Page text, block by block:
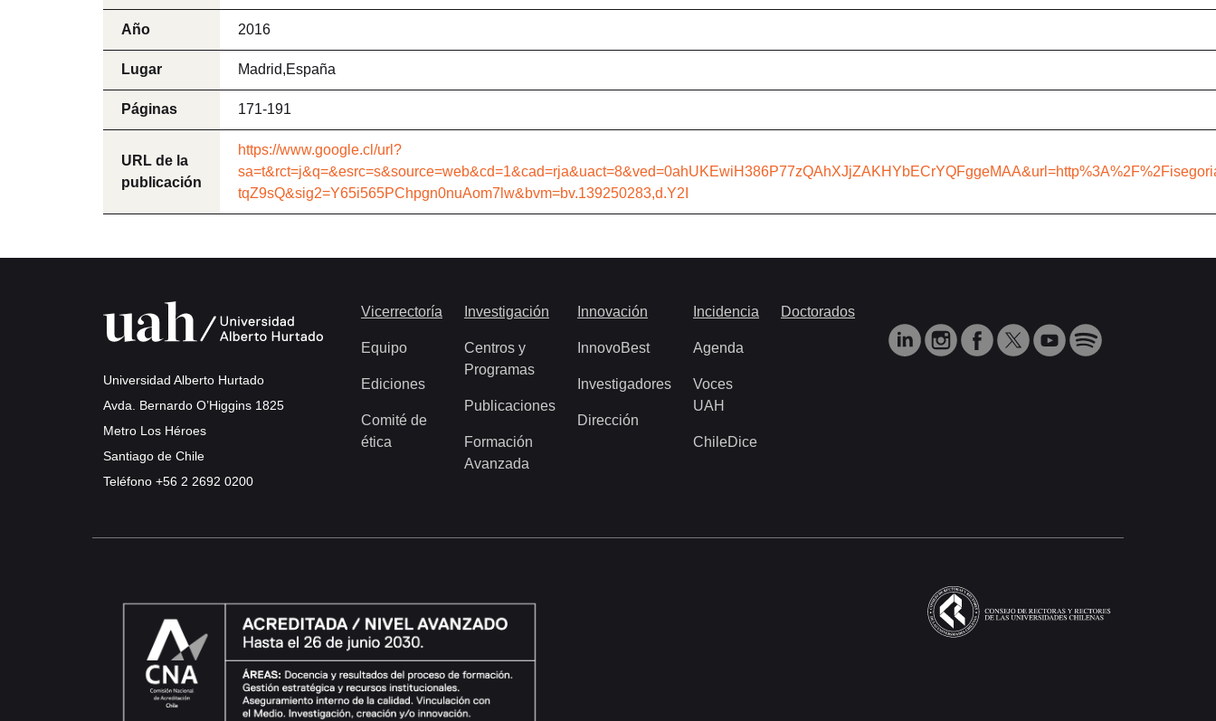
Año 2016
Lugar Madrid,España
Páginas 171-191
URL de la
publicación
https://www.google.cl/url?
tqZ9sQ&sig2=Y65i565PChpgn0nuAom7lw&bvm=bv.139250283,d.Y2I
Universidad Alberto Hurtado
Avda. Bernardo O’Higgins 1825
Metro Los Héroes
Santiago de Chile
Teléfono +56 2 2692 0200
Vicerrectoría
Equipo
Ediciones
Comité de
ética
Investigación
Centros y
Programas
Publicaciones
Formación
Avanzada
Innovación
InnovoBest
Investigadores
Dirección
Incidencia
Agenda
Voces
UAH
ChileDice
Doctorados